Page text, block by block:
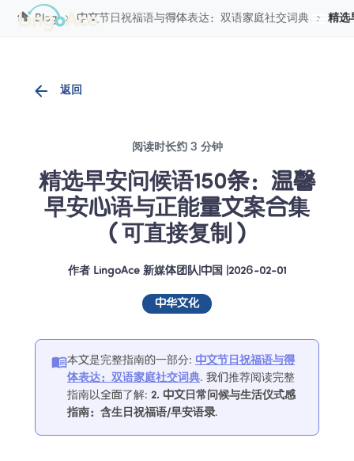
Blog 中文节日祝福语与得体表达：双语家庭社交词典 精选
返回
阅读时长约 3 分钟
精选早安问候语150条：温馨
早安心语与正能量文案合集
（可直接复制）
作者 LingoAce 新媒体团队| 中国 2026-02-01
中华文化
本文是完整指南的一部分: 中文节日祝福语与得
体表达：双语家庭社交词典. 我们推荐阅读完整
指南以全面了解: 2. 中文日常问候与生活仪式感
指南：含生日祝福语/早安语录.
Cookie管理